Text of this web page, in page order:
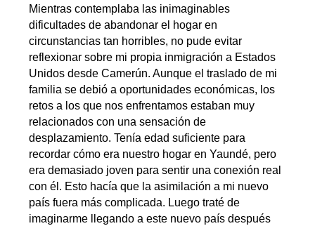
Mientras contemplaba las inimaginables
dificultades de abandonar el hogar en
circunstancias tan horribles, no pude evitar
reflexionar sobre mi propia inmigración a Estados
Unidos desde Camerún. Aunque el traslado de mi
familia se debió a oportunidades económicas, los
retos a los que nos enfrentamos estaban muy
relacionados con una sensación de
desplazamiento. Tenía edad suficiente para
recordar cómo era nuestro hogar en Yaundé, pero
era demasiado joven para sentir una conexión real
con él. Esto hacía que la asimilación a mi nuevo
país fuera más complicada. Luego traté de
imaginarme llegando a este nuevo país después